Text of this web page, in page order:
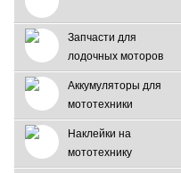
Запчасти для
лодочных моторов
Аккумуляторы для
мототехники
Наклейки на
мототехнику